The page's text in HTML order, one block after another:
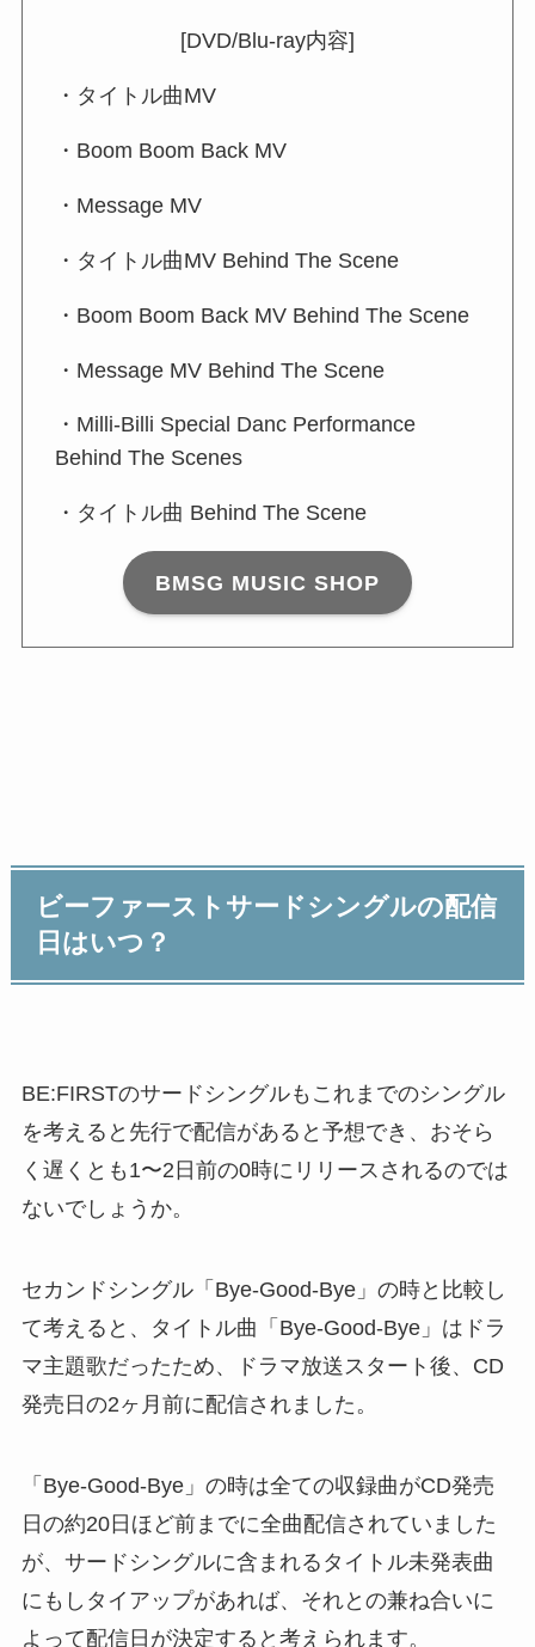
[DVD/Blu-ray内容]
・タイトル曲MV
・Boom Boom Back MV
・Message MV
・タイトル曲MV Behind The Scene
・Boom Boom Back MV Behind The Scene
・Message MV Behind The Scene
・Milli-Billi Special Danc Performance
Behind The Scenes
・タイトル曲 Behind The Scene
BMSG MUSIC SHOP
ビーファーストサードシングルの配信
日はいつ？
BE:FIRSTのサードシングルもこれまでのシングル
を考えると先行で配信があると予想でき、おそら
く遅くとも1〜2日前の0時にリリースされるのでは
ないでしょうか。
セカンドシングル「Bye-Good-Bye」の時と比較し
て考えると、タイトル曲「Bye-Good-Bye」はドラ
マ主題歌だったため、ドラマ放送スタート後、CD
発売日の2ヶ月前に配信されました。
「Bye-Good-Bye」の時は全ての収録曲がCD発売
日の約20日ほど前までに全曲配信されていました
が、サードシングルに含まれるタイトル未発表曲
にもしタイアップがあれば、それとの兼ね合いに
よって配信日が決定すると考えられます。